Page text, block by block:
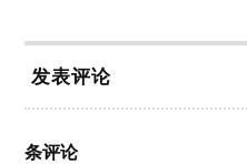
发表评论
条评论